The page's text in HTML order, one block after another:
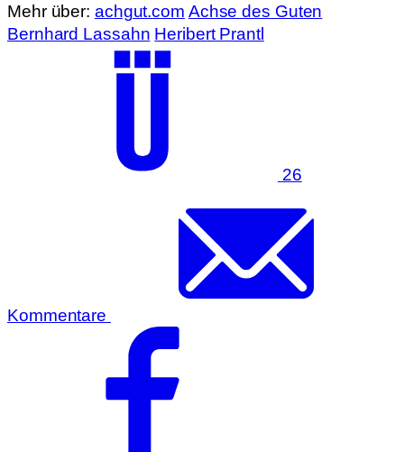
Mehr über: achgut.com Achse des Guten
Bernhard Lassahn Heribert Prantl
26
Kommentare